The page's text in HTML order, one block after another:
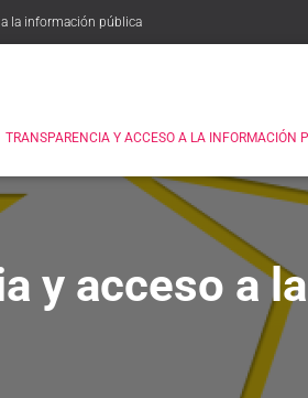
la información pública
TRANSPARENCIA Y ACCESO A LA INFORMACIÓN
y acceso a